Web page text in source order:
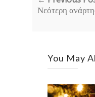
Νεότερη
You May